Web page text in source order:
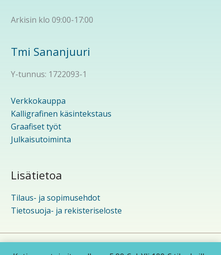
Arkisin klo 09:00-17:00
Tmi Sananjuuri
Y-tunnus: 1722093-1
Verkkokauppa
Kalligrafinen käsintekstaus
Graafiset työt
Julkaisutoiminta
Lisätietoa
Tilaus- ja sopimusehdot
Tietosuoja- ja rekisteriseloste